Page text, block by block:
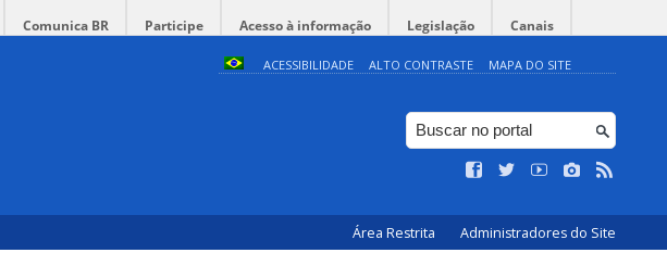
Comunica BR Participe Acesso à informação Legislação Canais
ACESSIBILIDADE ALTO CONTRASTE MAPA DO SITE
Área Restrita Administradores do Site